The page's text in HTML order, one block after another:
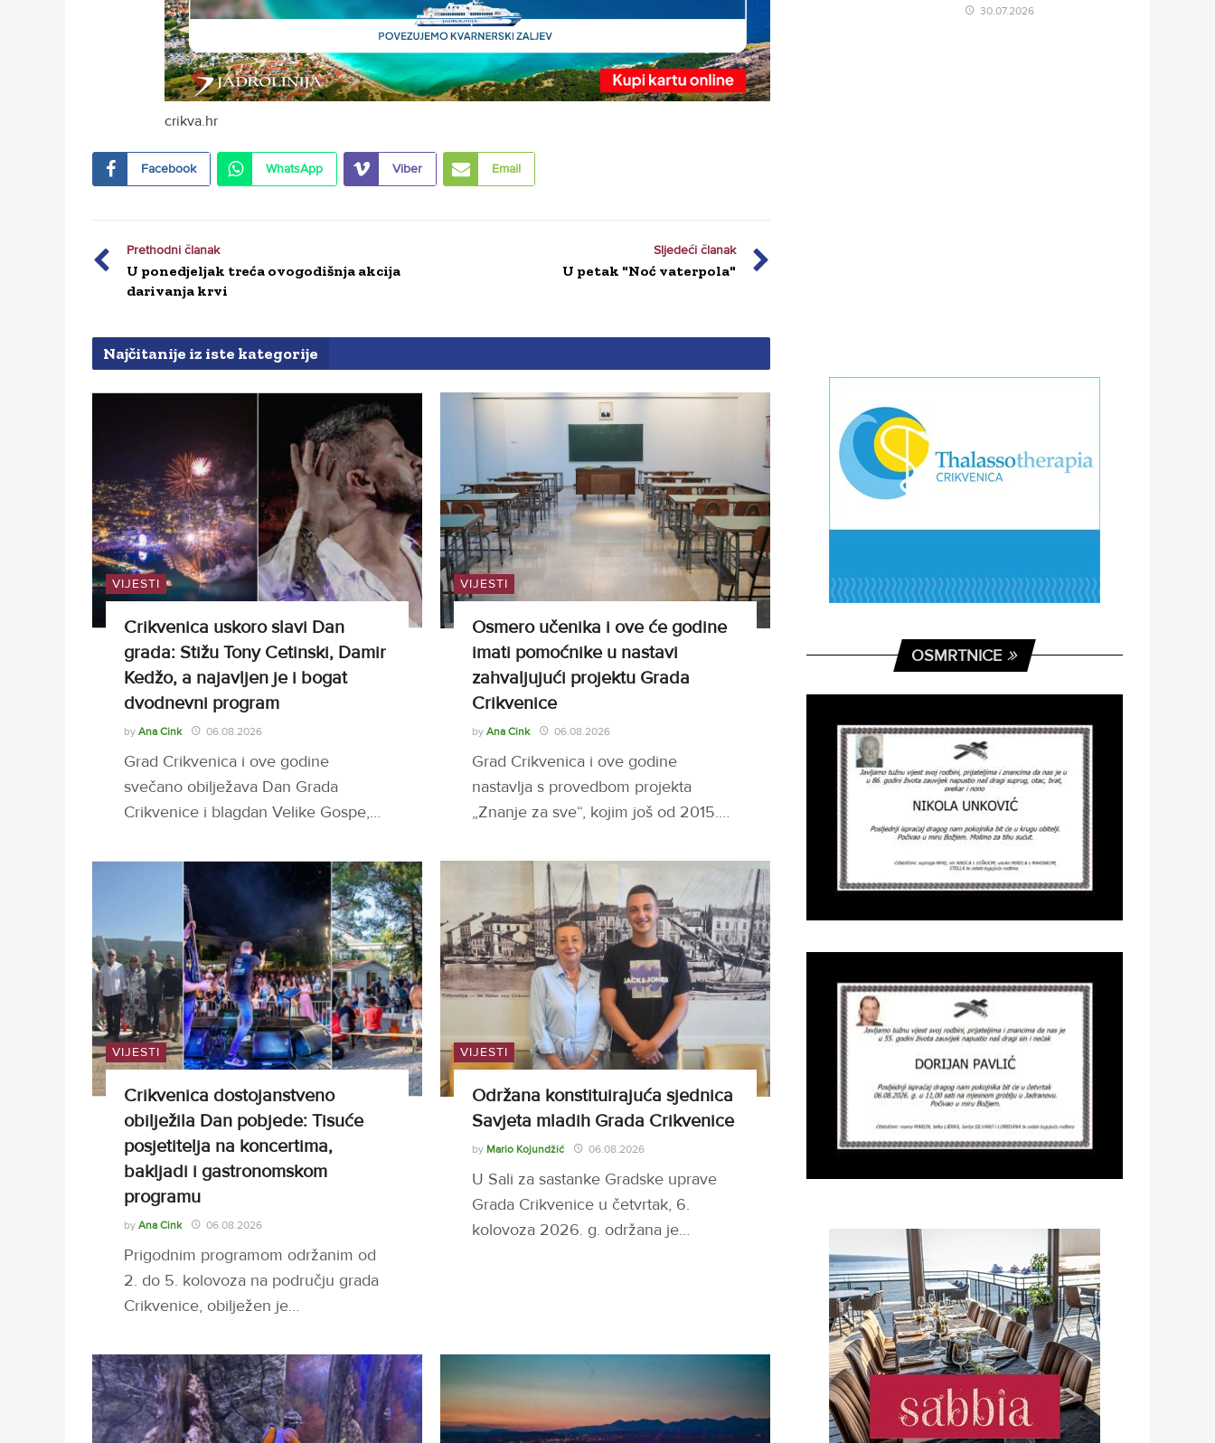
crikva.hr
Facebook WhatsApp Viber Email
Prethodni članak
U ponedjeljak treća ovogodišnja akcija
darivanja krvi
Sljedeći članak
U petak "Noć vaterpola"
Najčitanije iz iste kategorije
VIJESTI
Crikvenica uskoro slavi Dan
grada: Stižu Tony Cetinski, Damir
Kedžo, a najavljen je i bogat
dvodnevni program
by Ana Cink 06.08.2026
Grad Crikvenica i ove godine
svečano obilježava Dan Grada
Crikvenice i blagdan Velike Gospe,…
VIJESTI
Osmero učenika i ove će godine
imati pomoćnike u nastavi
zahvaljujući projektu Grada
Crikvenice
by Ana Cink 06.08.2026
Grad Crikvenica i ove godine
nastavlja s provedbom projekta
„Znanje za sve“, kojim još od 2015.…
VIJESTI
Crikvenica dostojanstveno
obilježila Dan pobjede: Tisuće
posjetitelja na koncertima,
bakljadi i gastronomskom
programu
by Ana Cink 06.08.2026
Prigodnim programom održanim od
2. do 5. kolovoza na području grada
Crikvenice, obilježen je…
VIJESTI
Održana konstituirajuća sjednica
Savjeta mladih Grada Crikvenice
by Mario Kojundžić 06.08.2026
U Sali za sastanke Gradske uprave
Grada Crikvenice u četvrtak, 6.
kolovoza 2026. g. održana je…
30.07.2026
OSMRTNICE